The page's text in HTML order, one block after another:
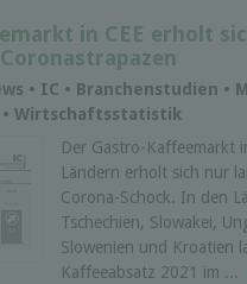
in CEE erholt
• IC • Branchenstudien •
Wirtschaftsstatistik
Der Gastro-Kaffeemarkt
Ländern erholt sich nur
Corona-Schock. In den
Tschechien, Slowakei,
Slowenien und Kroatien
Kaffeeabsatz 2021 im ...